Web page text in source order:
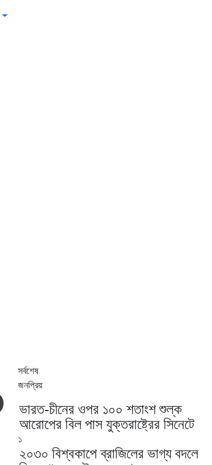
সর্বশেষ
জনপ্রিয়
ভারত-চীনের ওপর ১০০ শতাংশ শুল্ক
আরোপের বিল পাস যুক্তরাষ্ট্রের সিনেটে
১
২০৩০ বিশ্বকাপে ব্রাজিলের ভাগ্য বদলে